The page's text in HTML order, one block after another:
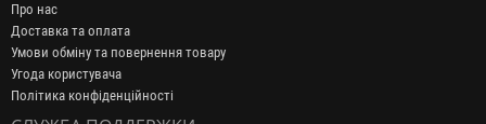
Про нас
Доставка та оплата
Умови обміну та повернення товару
Угода користувача
Політика конфіденційності